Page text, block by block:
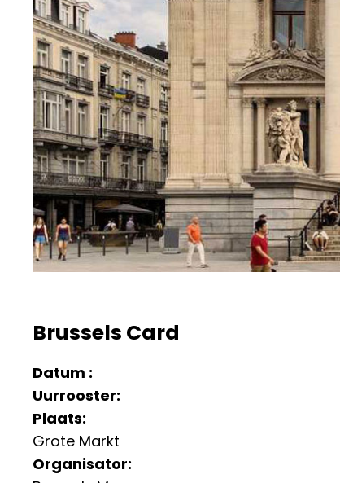
Brussels Card
Datum :
Uurrooster:
Plaats:
Grote Markt
Organisator: